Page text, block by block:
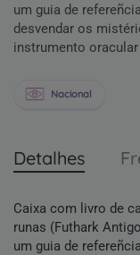
um guia de
desvendar os
instrumento
Nacional
Detalhes
Caixa com livro de
runas (Futhark
um guia de